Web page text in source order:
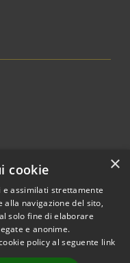
© 2026 • Comune di
Bonemerse • Powered by
×
cookie
e assimilati strettamente
alla navigazione del sito,
solo fine di elaborare
e anonime.
policy al seguente link